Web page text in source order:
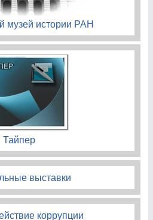
музей истории РАН
Тайпер
выставки
коррупции